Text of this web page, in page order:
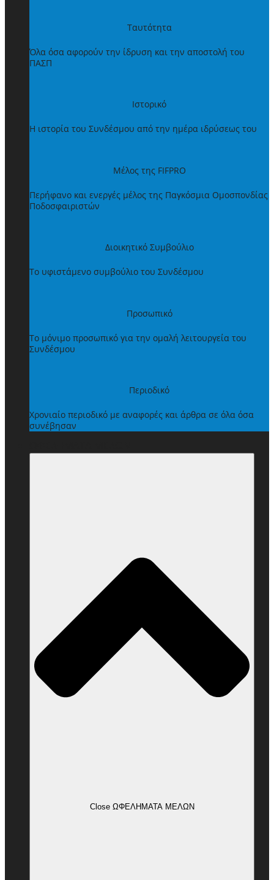
Ταυτότητα
Όλα όσα αφορούν την ίδρυση και την αποστολή του
ΠΑΣΠ
Ιστορικό
Η ιστορία του Συνδέσμου από την ημέρα ιδρύσεως του
Μέλος της FIFPRO
Περήφανο και ενεργές μέλος της Παγκόσμια Ομοσπονδίας
Ποδοσφαιριστών
Διοικητικό Συμβούλιο
Το υφιστάμενο συμβούλιο του Συνδέσμου
Προσωπικό
Το μόνιμο προσωπικό για την ομαλή λειτουργεία του
Συνδέσμου
Περιοδικό
Χρονιαίο περιοδικό με αναφορές και άρθρα σε όλα όσα
συνέβησαν
Close ΩΦΕΛΗΜΑΤΑ ΜΕΛΩΝ